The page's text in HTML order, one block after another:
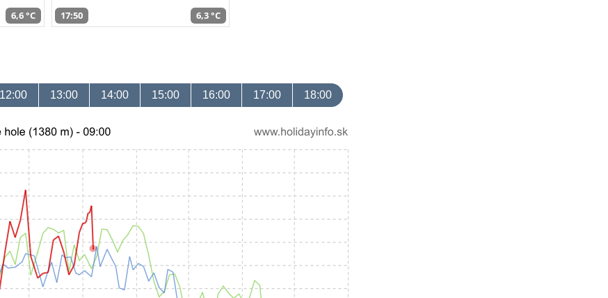
6,6 °C 17:50 6,3 °C
12:00 13:00 14:00 15:00 16:00 17:00 18:00